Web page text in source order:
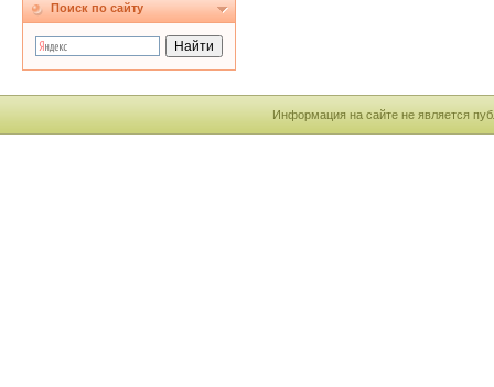
Поиск по сайту
Информация на сайте не является